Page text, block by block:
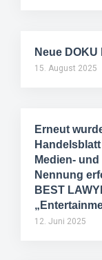
Neue
15. August 2025
Erneut
Medien-
Nennung
BEST
12. Juni 2025